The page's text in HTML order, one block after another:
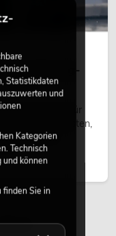
Moving-
Scheinwerfer für
Stadtfesten,
und
Statistikdaten
und
Kategorien
Technisch
können
Sie in